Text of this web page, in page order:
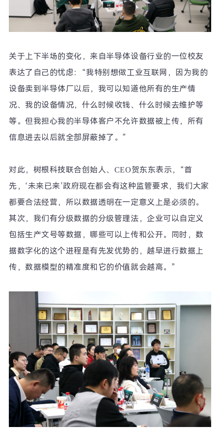
关于上下半场的变化，来自半导体设备行业的一位校友
表达了自己的忧虑： “我特别想做工业互联网，因为我的
设备卖到半导体厂以后，我可以知道他所有的生产情
况、我的设备情况，什么时候收钱、什么时候去维护等
等。但我担心我的半导体客户不允许数据被上传，所有
信息进去以后就全部屏蔽掉了。 ”
对此，树根科技联合创始人、 CEO贺东东表示， “首
先， ‘未来已来’政府现在都会有这种监管要求，我们大家
都要合法经营，所以数据透明在一定意义上是必须的。
其次，我们有分级数据的分级管理法，企业可以自定义
包括生产文号等数据，哪些可以上传和公开。同时，数
据数字化的这个进程是有先发优势的，越早进行数据上
传，数据模型的精准度和它的价值就会越高。 ”